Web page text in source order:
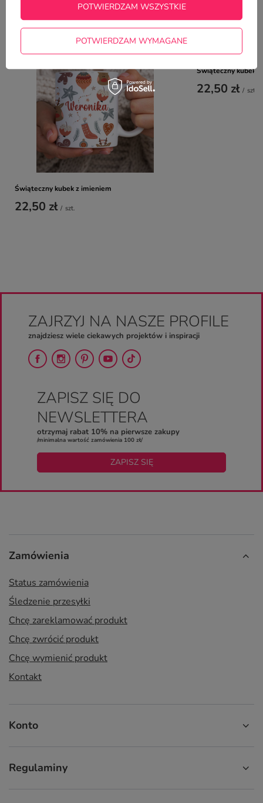
NAJCZĘŚCIEJ KUPOWANE Z
TYM TOWAREM
Świąteczny kubek z imieniem
22,50 zł / szt.
Świąteczny kubek
22,50 zł / szt.
ZAJRZYJ NA NASZE PROFILE
znajdziesz wiele ciekawych projektów i inspiracji
ZAPISZ SIĘ DO
NEWSLETTERA
otrzymaj rabat 10% na pierwsze zakupy
/minimalna wartość zamówienia 100 zł/
ZAPISZ SIĘ
Zamówienia
Status zamówienia
Śledzenie przesyłki
Chcę zareklamować produkt
Chcę zwrócić produkt
Chcę wymienić produkt
Kontakt
Konto
Regulaminy
POTWIERDZAM WYMAGANE
POTWIERDZAM WSZYSTKIE